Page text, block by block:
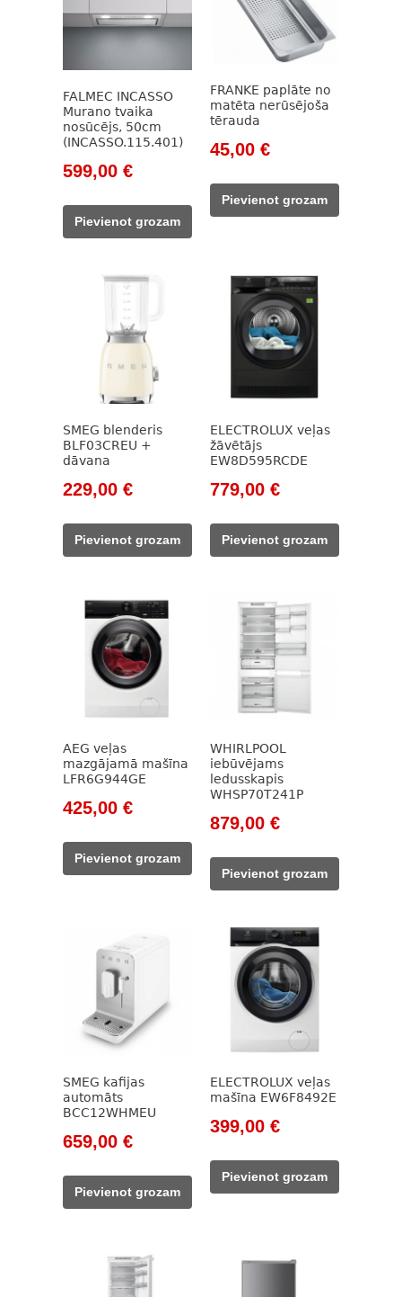
FALMEC INCASSO
Murano tvaika
nosūcējs, 50cm
(INCASSO.115.401)
Original
was:
918,00 €.
599,00 €Current
599,00 €.
Pievienot grozam
FRANKE paplāte no
matēta nerūsējoša
tērauda
Original
was:
59,00 €.
45,00 €Current
Pievienot grozam
SMEG blenderis
BLF03CREU +
dāvana
Original
was:
262,00 €.
229,00 €Current
229,00 €.
Pievienot grozam
ELECTROLUX veļas
žāvētājs
EW8D595RCDE
Original
was:
1
779,00 €Current
779,00 €.
Pievienot grozam
AEG veļas
mazgājamā mašīna
LFR6G944GE
Original
was:
569,00 €.
425,00 €Current
425,00 €.
Pievienot grozam
WHIRLPOOL
iebūvējams
ledusskapis
WHSP70T241P
Original
was:
1
879,00 €Current
879,00 €.
Pievienot grozam
SMEG kafijas
automāts
BCC12WHMEU
Original
was:
777,00 €.
659,00 €Current
659,00 €.
Pievienot grozam
ELECTROLUX veļas
mašīna EW6F8492E
Original
was:
543,00 €.
399,00 €Current
399,00 €.
Pievienot grozam